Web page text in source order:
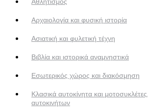
Αθλητισμός
Αρχαιολογία και φυσική ιστορία
Ασιατική και φυλετική τέχνη
Βιβλία και ιστορικά αναμνηστικά
Εσωτερικός χώρος και διακόσμηση
Κλασικά αυτοκίνητα και
αυτοκινήτων